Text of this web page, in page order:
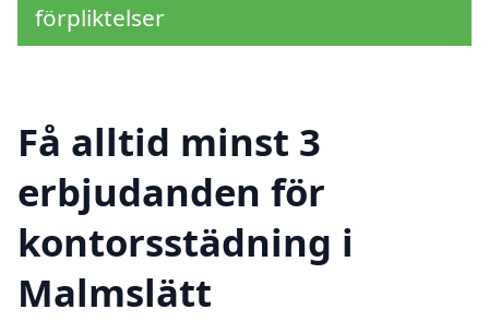
förpliktelser
Få alltid minst 3
erbjudanden för
kontorsstädning i
Malmslätt